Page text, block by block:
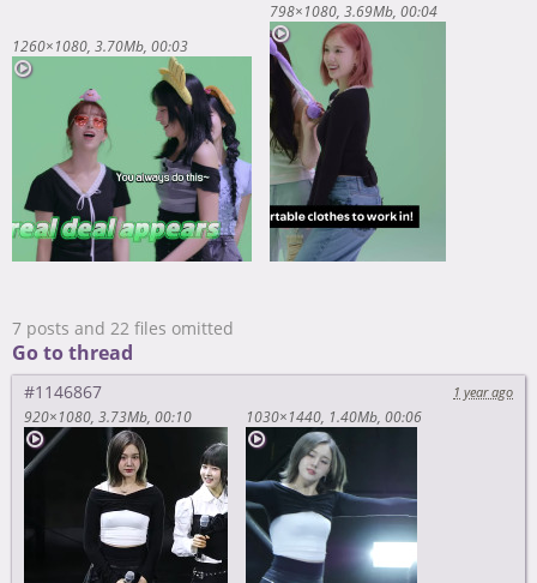
1260×1080 3.70Mb 00:03
798×1080 3.69Mb 00:04
7 posts and 22 files omitted
Go to thread
#1146867
1 year ago
920×1080 3.73Mb 00:10 1030×1440 1.40Mb 00:06